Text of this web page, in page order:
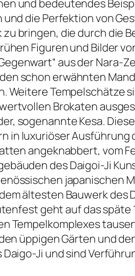
und bedeutendes
die Perfektion von
bringen, die durch
Figuren und Bilder
aus der Nara-
schon erwähnten
Weitere Tempelschätze
Brokaten
sogenannte Kesa.
in luxuriöser Ausführung
angeknabbert, vom
des Daigoi-Ji
japanischen
ältesten Bauwerk
geht auf das
Tempelkomplexes
üppigen Gärten und
Ji und sind